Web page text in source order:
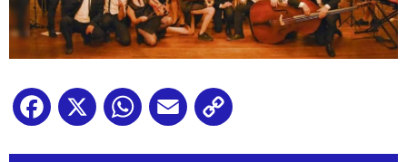
Facebook
X WhatsApp
Email
Reproductor